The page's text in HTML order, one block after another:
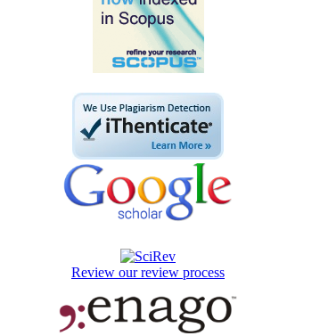
Review our review process